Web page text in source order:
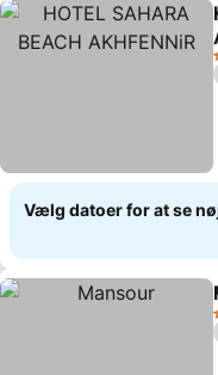
Vælg datoer for at se